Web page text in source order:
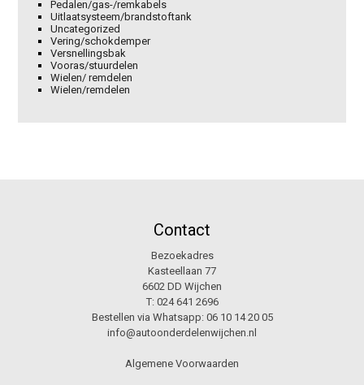
Pedalen/gas-/remkabels
Uitlaatsysteem/brandstoftank
Uncategorized
Vering/schokdemper
Versnellingsbak
Vooras/stuurdelen
Wielen/ remdelen
Wielen/remdelen
Contact
Bezoekadres
Kasteellaan 77
6602 DD Wijchen
T: 024 641 2696
Bestellen via Whatsapp: 06 10 14 20 05
info@autoonderdelenwijchen.nl
Algemene Voorwaarden